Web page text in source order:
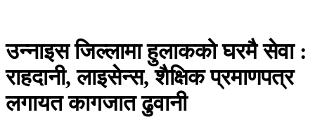
उन्नाइस जिल्लामा हुलाकको घरमै सेवा :
राहदानी, लाइसेन्स, शैक्षिक प्रमाणपत्र
लगायत कागजात ढुवानी